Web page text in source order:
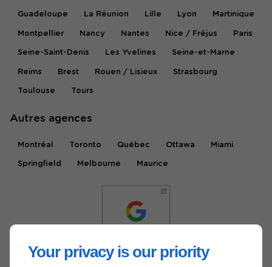
Your privacy is our priority
Guadeloupe La Réunion Lille Lyon Martinique
Montpellier Nancy Nantes Nice / Fréjus Paris
Seine-Saint-Denis Les Yvelines Seine-et-Marne
Reims Brest Rouen / Lisieux Strasbourg
Toulouse Tours
Autres agences
Montréal Toronto Québec Ottawa Miami
Springfield Melbourne Maurice